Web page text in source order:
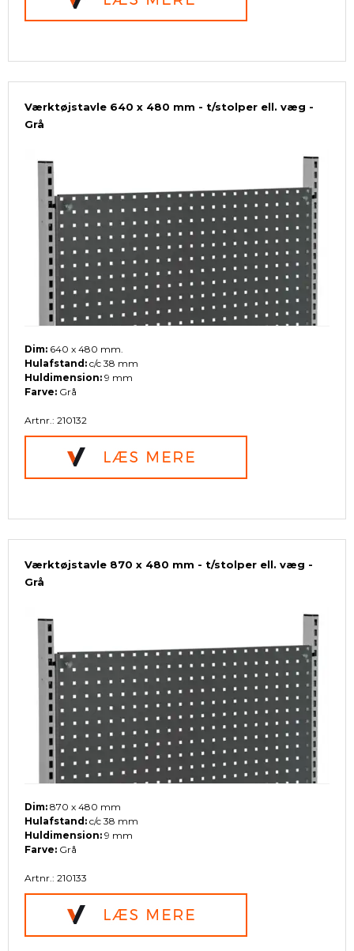
Værktøjstavle 640 x 480 mm - t/stolper ell. væg -
Grå
Dim: 640 x 480 mm.
Hulafstand: c/c 38 mm
Huldimension: 9 mm
Farve: Grå
Artnr.: 210132
Værktøjstavle 870 x 480 mm - t/stolper ell. væg -
Grå
Dim: 870 x 480 mm
Hulafstand: c/c 38 mm
Huldimension: 9 mm
Farve: Grå
Artnr.: 210133